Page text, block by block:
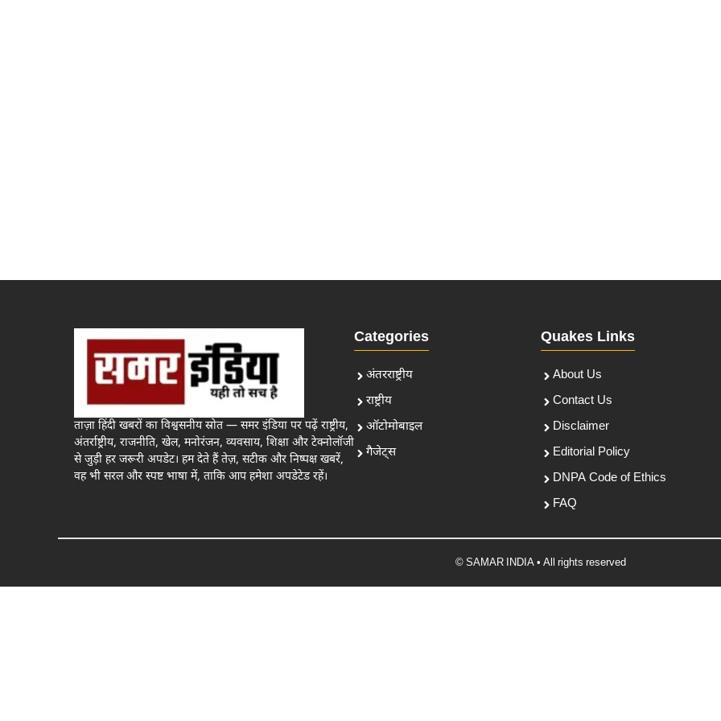
ताज़ा हिंदी खबरों का विश्वसनीय स्रोत — समर इंडिया पर पढ़ें राष्ट्रीय,
अंतर्राष्ट्रीय, राजनीति, खेल, मनोरंजन, व्यवसाय, शिक्षा और टेक्नोलॉजी
से जुड़ी हर जरूरी अपडेट। हम देते हैं तेज़, सटीक और निष्पक्ष खबरें,
वह भी सरल और स्पष्ट भाषा में, ताकि आप हमेशा अपडेटेड रहें।
Categories
अंतरराष्ट्रीय
राष्ट्रीय
ऑटोमोबाइल
गैजेट्स
Quakes Links
About Us
Contact Us
Disclaimer
Editorial Policy
DNPA Code of Ethics
FAQ
© SAMAR INDIA • All rights reserved